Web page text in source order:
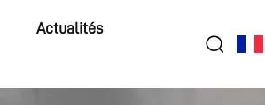
Actualités